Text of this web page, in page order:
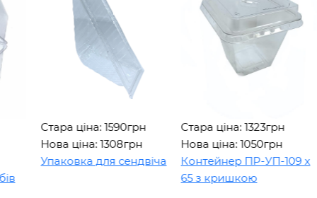
Стара ціна: 1590грн
Нова ціна: 1308грн
Упаковка для сендвіча
Стара ціна: 1323грн
Нова ціна: 1050грн
Контейнер ПР-УП-109 х
65 з кришкою